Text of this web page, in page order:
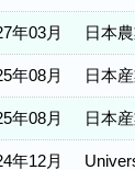
年03月 日本
年08月 日本
年08月 日本
年12月